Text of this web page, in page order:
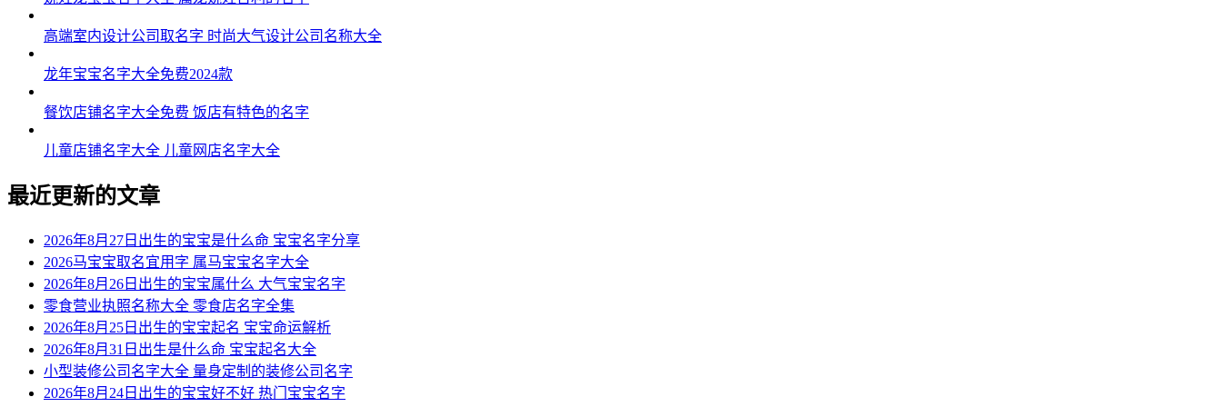
高端室内设计公司取名字 时尚大气设计公司名称大全
龙年宝宝名字大全免费2024款
餐饮店铺名字大全免费 饭店有特色的名字
儿童店铺名字大全 儿童网店名字大全
最近更新的文章
2026年8月27日出生的宝宝是什么命 宝宝名字分享
2026马宝宝取名宜用字 属马宝宝名字大全
2026年8月26日出生的宝宝属什么 大气宝宝名字
零食营业执照名称大全 零食店名字全集
2026年8月25日出生的宝宝起名 宝宝命运解析
2026年8月31日出生是什么命 宝宝起名大全
小型装修公司名字大全 量身定制的装修公司名字
2026年8月24日出生的宝宝好不好 热门宝宝名字